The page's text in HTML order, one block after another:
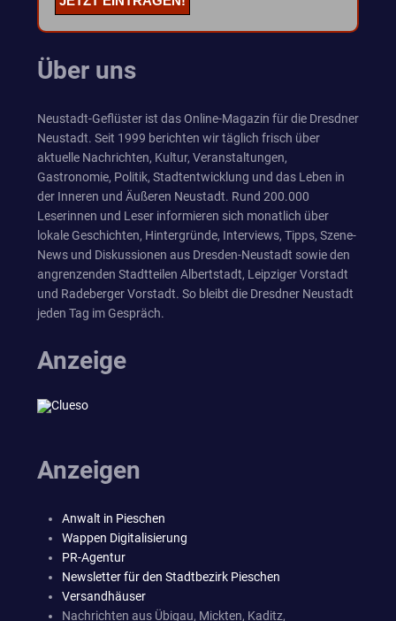
Über uns
Neustadt-Geflüster ist das Online-Magazin für die Dresdner
Neustadt. Seit 1999 berichten wir täglich frisch über
aktuelle Nachrichten, Kultur, Veranstaltungen,
Gastronomie, Politik, Stadtentwicklung und das Leben in
der Inneren und Äußeren Neustadt. Rund 200.000
Leserinnen und Leser informieren sich monatlich über
lokale Geschichten, Hintergründe, Interviews, Tipps, Szene-
News und Diskussionen aus Dresden-Neustadt sowie den
angrenzenden Stadtteilen Albertstadt, Leipziger Vorstadt
und Radeberger Vorstadt. So bleibt die Dresdner Neustadt
jeden Tag im Gespräch.
Anzeige
Anzeigen
Anwalt in Pieschen
Wappen Digitalisierung
PR-Agentur
Newsletter für den Stadtbezirk Pieschen
Versandhäuser
Nachrichten aus Übigau, Mickten, Kaditz,